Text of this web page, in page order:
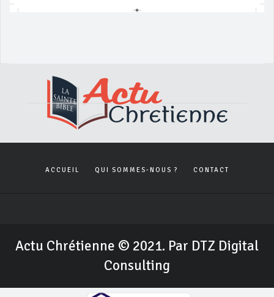
ACCUEIL QUI SOMMES-NOUS ? CONTACT
Actu Chrétienne © 2021. Par DTZ Digital
Consulting